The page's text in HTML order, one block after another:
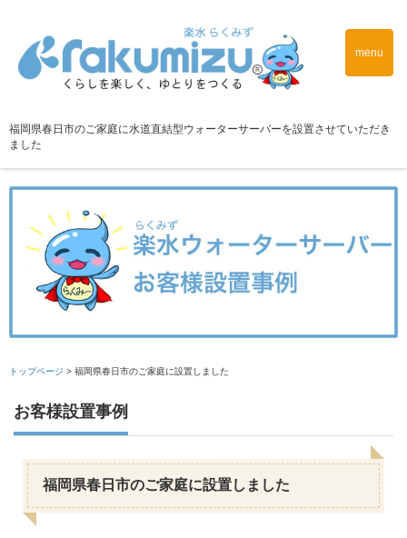
menu
福岡県春日市のご家庭に水道直結型ウォーターサーバーを設置させていただき
ました
トップページ > 福岡県春日市のご家庭に設置しました
お客様設置事例
福岡県春日市のご家庭に設置しました